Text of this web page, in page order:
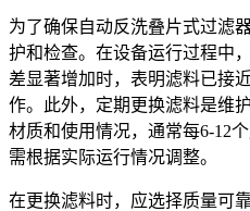
为了确保自动反洗叠片式过滤
护和检查。在设备运行过程中
差显著增加时，表明滤料已接
作。此外，定期更换滤料是维
材质和使用情况，通常每6-12
需根据实际运行情况调整。
在更换滤料时，应选择质量可